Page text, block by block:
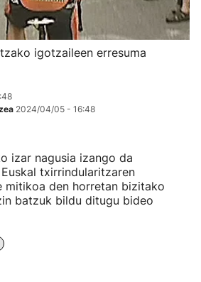
igotzaileen erresuma
2024/04/05 - 16:48
izar nagusia izango da
txirrindularitzaren
mitikoa den horretan bizitako
batzuk bildu ditugu bideo